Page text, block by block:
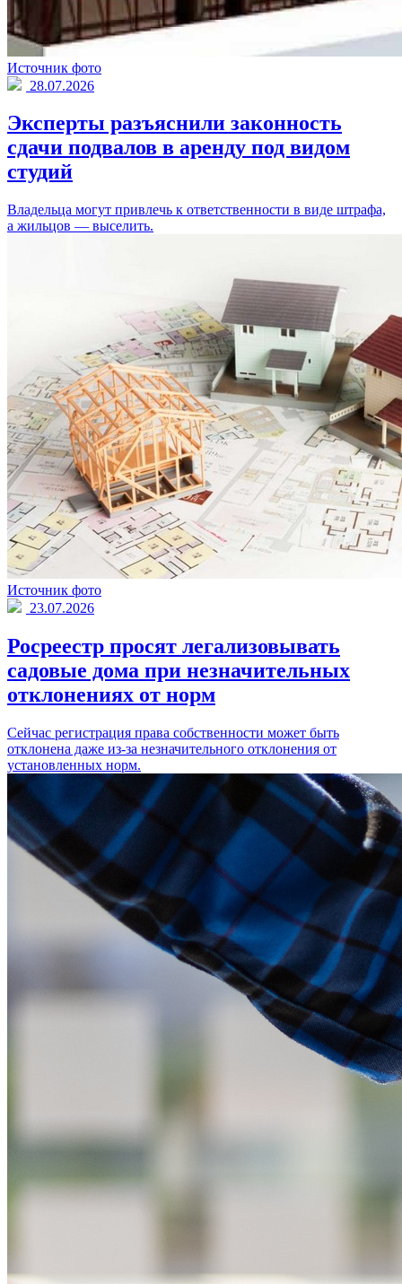
Источник фото
28.07.2026
Эксперты разъяснили законность
сдачи подвалов в аренду под видом
студий
Владельца могут привлечь к ответственности в виде штрафа,
а жильцов — выселить.
Источник фото
23.07.2026
Росреестр просят легализовывать
садовые дома при незначительных
отклонениях от норм
Сейчас регистрация права собственности может быть
отклонена даже из-за незначительного отклонения от
установленных норм.